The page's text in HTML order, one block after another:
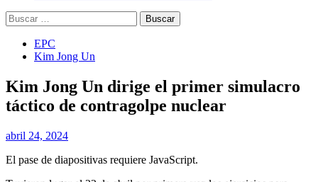
Buscar:
EPC
Kim Jong Un
Kim Jong Un dirige el primer simulacro
táctico de contragolpe nuclear
abril 24, 2024
El pase de diapositivas requiere JavaScript.